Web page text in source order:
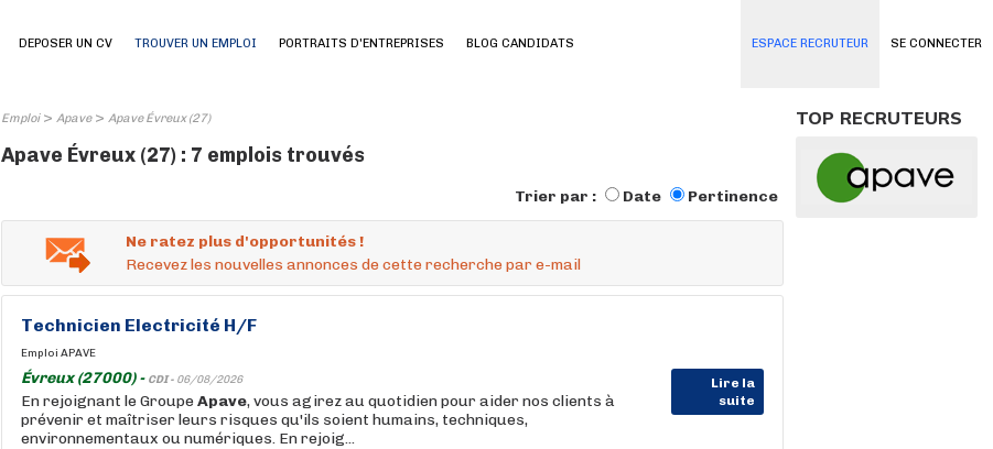
SE CONNECTER
DEPOSER UN CV TROUVER UN EMPLOI PORTRAITS D'ENTREPRISES BLOG CANDIDATS ESPACE RECRUTEUR
Emploi> Apave> Apave Évreux (27)
Apave Évreux (27) : 7 emplois trouvés
Trier par : Date Pertinence
Ne ratez plus d'opportunités !
Recevez les nouvelles annonces de cette recherche par e-mail
Technicien Electricité H/F
Emploi APAVE
Évreux (27000) - CDI - 06/08/2026
Lire la
suite
En rejoignant le GroupeApave, vous agirez au quotidien pour aider nos clients à
prévenir et maîtriser leurs risques qu'ils soient humains, techniques,
environnementaux ou numériques. En rejoig...
TOP RECRUTEURS